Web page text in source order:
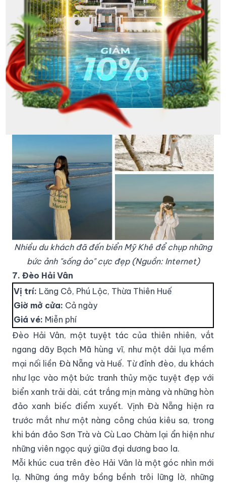
Bờ cát trắng mịn trải dài cùng hàng dừa xanh mát
tạo nên một bức tranh thiên nhiên tuyệt đẹp
(Nguồn: Internet)
Nhiều du khách đã đến biển Mỹ Khê để chụp những
bức ảnh "sống ảo" cực đẹp (Nguồn: Internet)
7. Đèo Hải Vân
Vị trí: Lăng Cô, Phú Lộc, Thừa Thiên Huế
Giờ mở cửa: Cả ngày
Giá vé: Miễn phí
Đèo Hải Vân, một tuyệt tác của thiên nhiên, vắt
ngang dãy Bạch Mã hùng vĩ, như một dải lụa mềm
mại nối liền Đà Nẵng và Huế. Từ đỉnh đèo, du khách
như lạc vào một bức tranh thủy mặc tuyệt đẹp với
biển xanh trải dài, cát trắng mịn màng và những hòn
đảo xanh biếc điểm xuyết. Vịnh Đà Nẵng hiện ra
trước mắt như một nàng công chúa kiêu sa, trong
khi bán đảo Sơn Trà và Cù Lao Chàm lại ẩn hiện như
những viên ngọc quý giữa đại dương bao la.
Mỗi khúc cua trên đèo Hải Vân là một góc nhìn mới
lạ. Những áng mây bồng bềnh trôi lững lờ, những